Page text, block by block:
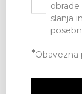
slanja
*Obavezna